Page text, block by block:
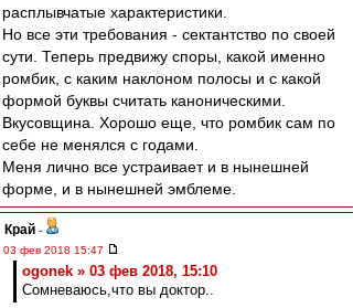
расплывчатые характеристики.
Но все эти требования - сектантство по своей
сути. Теперь предвижу споры, какой именно
ромбик, с каким наклоном полосы и с какой
формой буквы считать каноническими.
Вкусовщина. Хорошо еще, что ромбик сам по
себе не менялся с годами.
Меня лично все устраивает и в нынешней
форме, и в нынешней эмблеме.
Край -
03 фев 2018 15:47
ogonek » 03 фев 2018, 15:10
Сомневаюсь,что вы доктор..